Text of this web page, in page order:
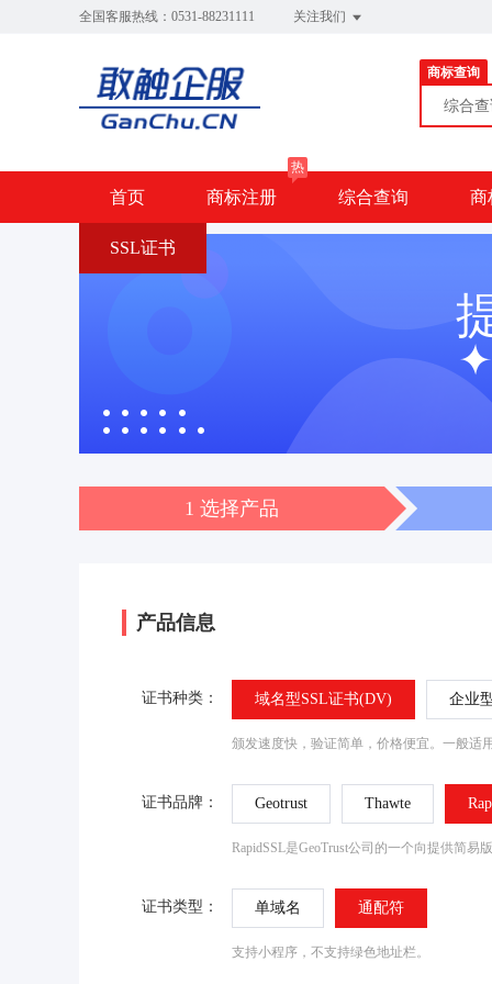
全国客服热线：0531-88231111 关注我们
商标查询
综合查
首页 商标注册
热
综合查询 商
SSL证书
1 选择产品
产品信息
证书种类： 域名型SSL证书(DV) 企业
颁发速度快，验证简单，价格便宜。一般适
证书品牌： Geotrust Thawte
RapidSSL是GeoTrust公司的一个向提供简
证书类型： 单域名 通配符
支持小程序，不支持绿色地址栏。